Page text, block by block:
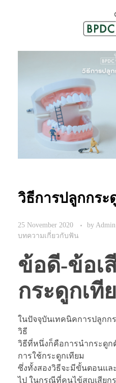
วิธีการปลูกกระ
25 November 2020 by
บทความเกี่ยวกับฟัน
ข้อดี-ข้อเ
กระดูกเที
ในปัจจุบันเทคนิคการปลูกก
วิธี
วิธีที่หนึ่งก็คือการนำกระดูก
การใช้กระดูกเทียม
ซึ่งทั้งสองวิธีจะมีขั้นตอนแล
ไป ในกรณีที่คนไข้สูญเสียก